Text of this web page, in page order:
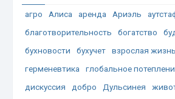
агро Алиса аренда Ариэль
благотворительность
богатство
бухновости
бухучет взрослая жизнь
герменевтика
глобальное
дискуссия
добро Дульсинея